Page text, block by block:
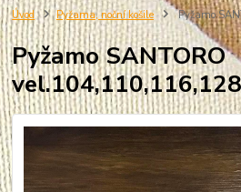
Úvod Pyžama, noční košile Pyžamo
Pyžamo SANTORO